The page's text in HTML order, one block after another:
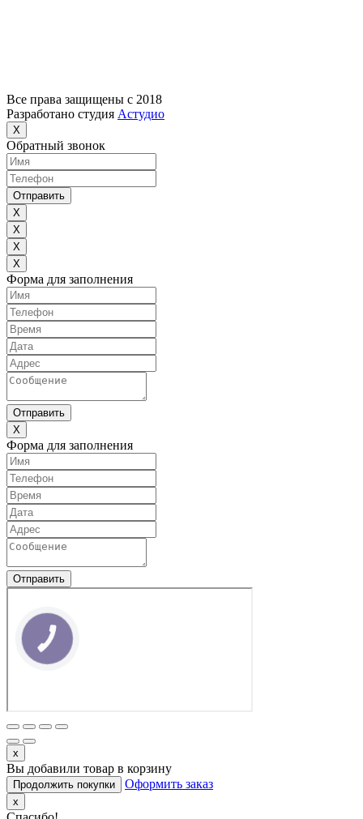
Все права защищены с 2018
Разработано студия Астудио
X
Обратный звонок
Отправить
X
X
X
X
Форма для заполнения
Отправить
X
Форма для заполнения
Отправить
x
Вы добавили товар в корзину
Продолжить покупки Оформить заказ
x
КНОПКА
ЗВ'ЯЗКУ